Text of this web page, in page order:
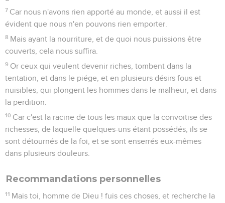
7 Car nous n'avons rien apporté au monde, et aussi il est
évident que nous n'en pouvons rien emporter.
8 Mais ayant la nourriture, et de quoi nous puissions être
couverts, cela nous suffira.
9 Or ceux qui veulent devenir riches, tombent dans la
tentation, et dans le piége, et en plusieurs désirs fous et
nuisibles, qui plongent les hommes dans le malheur, et dans
la perdition.
10 Car c'est la racine de tous les maux que la convoitise des
richesses, de laquelle quelques-uns étant possédés, ils se
sont détournés de la foi, et se sont enserrés eux-mêmes
dans plusieurs douleurs.
Recommandations personnelles
11 Mais toi, homme de Dieu ! fuis ces choses, et recherche la